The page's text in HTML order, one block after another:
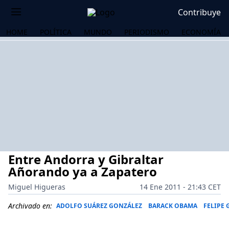
Contribuye
HOME POLÍTICA MUNDO PERIODISMO ECONOMÍA
Entre Andorra y Gibraltar
Añorando ya a Zapatero
Miguel Higueras
14 Ene 2011 - 21:43 CET
Archivado en: ADOLFO SUÁREZ GONZÁLEZ BARACK OBAMA FELIPE